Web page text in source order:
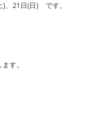
)、21日(日) です。
す。